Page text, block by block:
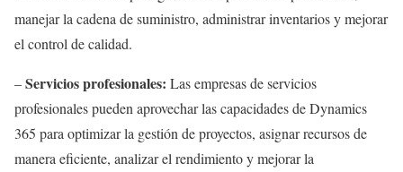
manejar la cadena de suministro, administrar inventarios y mejorar
el control de calidad.
–Servicios profesionales: Las empresas de servicios
profesionales pueden aprovechar las capacidades de Dynamics
365 para optimizar la gestión de proyectos, asignar recursos de
manera eficiente, analizar el rendimiento y mejorar la